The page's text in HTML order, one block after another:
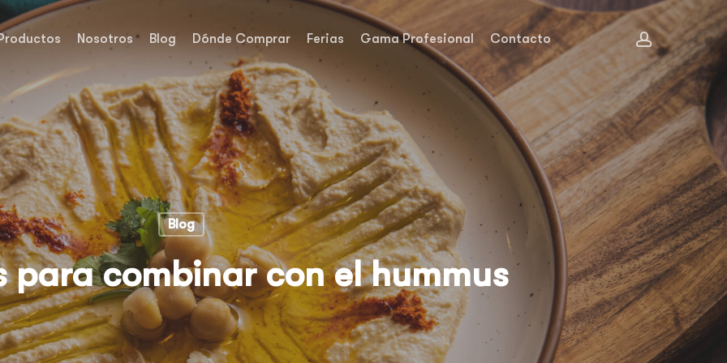
Nosotros Blog Dónde Comprar Ferias Gama Profesional Contacto account
Blog
para combinar con el hummus